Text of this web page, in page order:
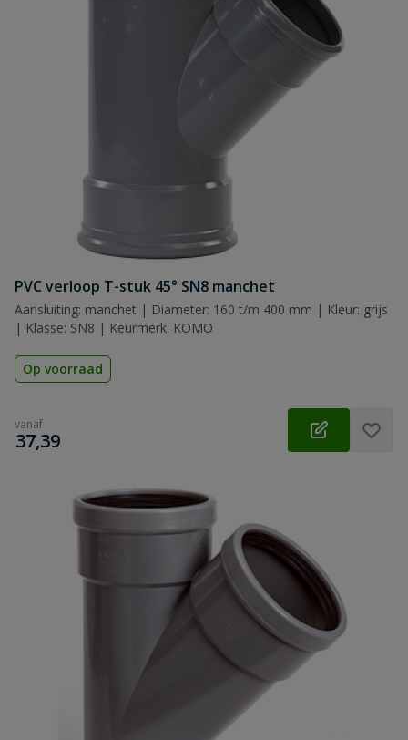
PVC verloop T-stuk 45° SN8 manchet
Aansluiting: manchet | Diameter: 160 t/m 400 mm | Kleur: grijs
| Klasse: SN8 | Keurmerk: KOMO
Op voorraad
vanaf
€
37,39